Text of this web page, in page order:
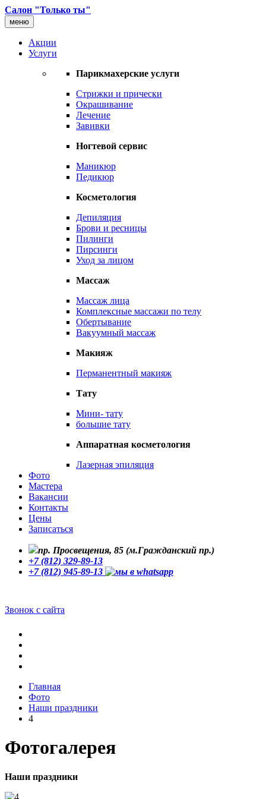
Салон "Только ты"
меню
Акции
Услуги
Парикмахерские услуги
Стрижки и прически
Окрашивание
Лечение
Завивки
Ногтевой сервис
Маникюр
Педикюр
Косметология
Депиляция
Брови и ресницы
Пилинги
Пирсинги
Уход за лицом
Массаж
Массаж лица
Комплексные массажи по телу
Обертывание
Вакуумный массаж
Макияж
Перманентный макияж
Тату
Мини- тату
большие тату
Аппаратная косметология
Лазерная эпиляция
Фото
Мастера
Вакансии
Контакты
Цены
Записаться
пр. Просвещения, 85 (м.Гражданский пр.)
+7 (812) 329-89-13
+7 (812) 945-89-13
Звонок с сайта
Главная
Фото
Наши праздники
4
Фотогалерея
Наши праздники